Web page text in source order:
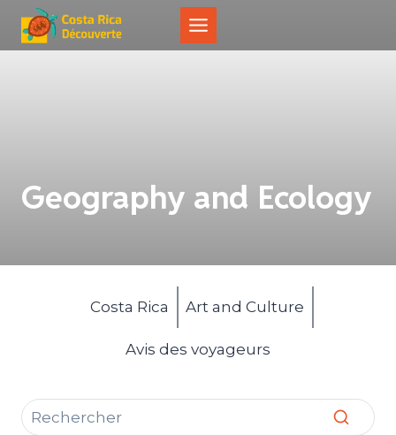
Geography and Ecology
Costa Rica Art and Culture
Avis des voyageurs